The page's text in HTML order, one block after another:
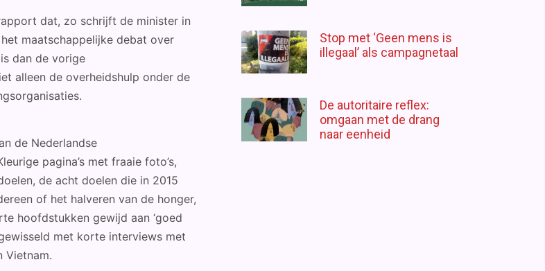
dat, zo schrijft de minister in
maatschappelijke debat over
dan de vorige
alleen de overheidshulp onder de
de Nederlandse
pagina’s met fraaie foto’s,
de acht doelen die in 2015
of het halveren van de honger,
hoofdstukken gewijd aan ‘goed
met korte interviews met
Vietnam.
Stop met ‘Geen mens is
illegaal’ als campagnetaal
De autoritaire reflex:
omgaan met de drang
naar eenheid